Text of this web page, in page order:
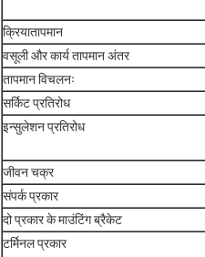
क्रियातापमान
वसूली और कार्य तापमान अंतर
तापमान विचलनः
सर्किट प्रतिरोध
इन्सुलेशन प्रतिरोध
जीवन चक्र
संपर्क प्रकार
दो प्रकार के माउंटिंग ब्रैकेट
टर्मिनल प्रकार